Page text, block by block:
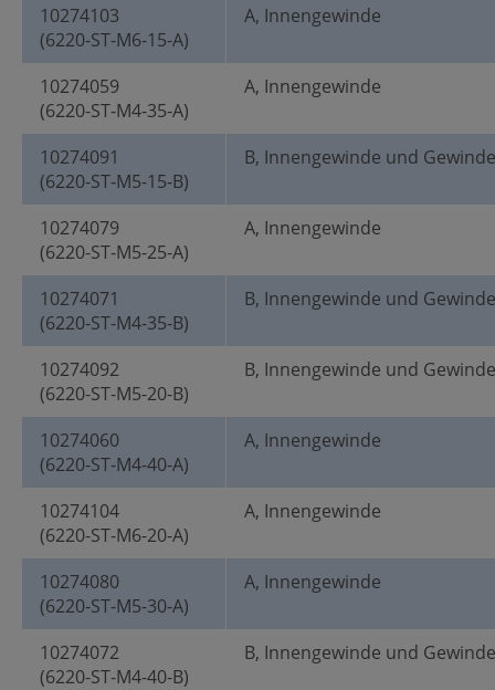
10274103
(6220-ST-M6-15-A)
A, Innengewinde
10274059
(6220-ST-M4-35-A)
A, Innengewinde
10274091
(6220-ST-M5-15-B)
B, Innengewinde und
10274079
(6220-ST-M5-25-A)
A, Innengewinde
10274071
(6220-ST-M4-35-B)
B, Innengewinde und
10274092
(6220-ST-M5-20-B)
B, Innengewinde und
10274060
(6220-ST-M4-40-A)
A, Innengewinde
10274104
(6220-ST-M6-20-A)
A, Innengewinde
10274080
(6220-ST-M5-30-A)
A, Innengewinde
10274072
(6220-ST-M4-40-B)
B, Innengewinde und